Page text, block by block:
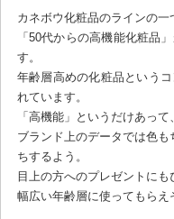
カネボウ化粧品のラインの一
「50代からの高機能化粧品
す。
年齢層高めの化粧品という
れています。
「高機能」というだけあっ
ブランド上のデータでは色
ちするよう。
目上の方へのプレゼントにも
幅広い年齢層に使ってもらえ